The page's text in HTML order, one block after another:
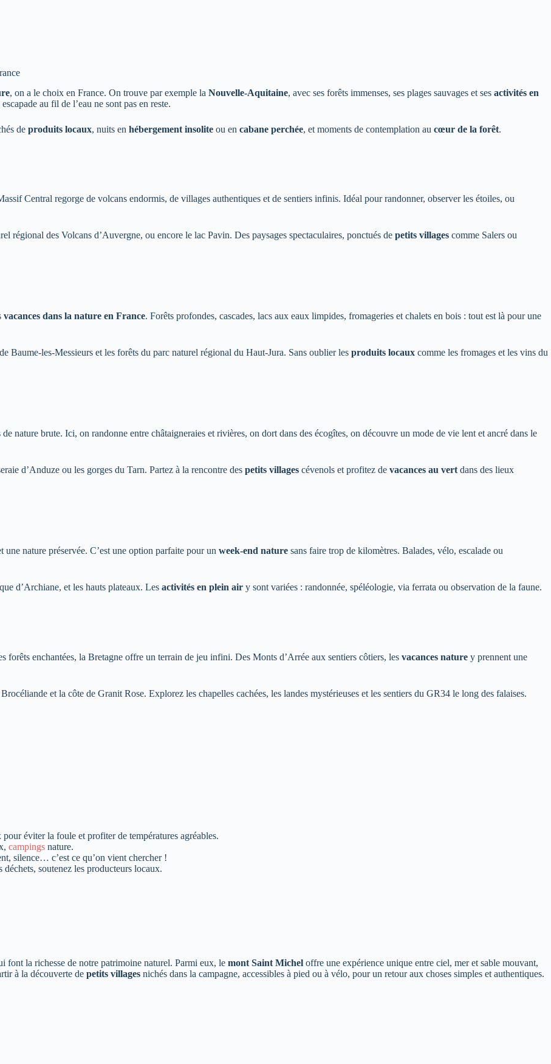
, on a le choix en France. On trouve par exemple la Nouvelle-Aquitaine, avec ses forêts immenses, ses plages sauvages et ses activités en
au fil de l’eau ne sont pas en reste.
de produits locaux, nuits en hébergement insolite ou en cabane perchée, et moments de contemplation au cœur de la forêt.
Central regorge de volcans endormis, de villages authentiques et de sentiers infinis. Idéal pour randonner, observer les étoiles, ou
régional des Volcans d’Auvergne, ou encore le lac Pavin. Des paysages spectaculaires, ponctués de petits villages comme Salers ou
vacances dans la nature en France. Forêts profondes, cascades, lacs aux eaux limpides, fromageries et chalets en bois : tout est là pour une
Baume-les-Messieurs et les forêts du parc naturel régional du Haut-Jura. Sans oublier les produits locaux comme les fromages et les vins du
nature brute. Ici, on randonne entre châtaigneraies et rivières, on dort dans des écogîtes, on découvre un mode de vie lent et ancré dans le
d’Anduze ou les gorges du Tarn. Partez à la rencontre des petits villages cévenols et profitez de vacances au vert dans des lieux
nature préservée. C’est une option parfaite pour un week-end nature sans faire trop de kilomètres. Balades, vélo, escalade ou
d’Archiane, et les hauts plateaux. Les activités en plein air y sont variées : randonnée, spéléologie, via ferrata ou observation de la faune.
forêts enchantées, la Bretagne offre un terrain de jeu infini. Des Monts d’Arrée aux sentiers côtiers, les vacances nature y prennent une
et la côte de Granit Rose. Explorez les chapelles cachées, les landes mystérieuses et les sentiers du GR34 le long des falaises.
éviter la foule et profiter de températures agréables.
campings nature.
silence… c’est ce qu’on vient chercher !
déchets, soutenez les producteurs locaux.
font la richesse de notre patrimoine naturel. Parmi eux, le mont Saint Michel offre une expérience unique entre ciel, mer et sable mouvant,
à la découverte de petits villages nichés dans la campagne, accessibles à pied ou à vélo, pour un retour aux choses simples et authentiques.